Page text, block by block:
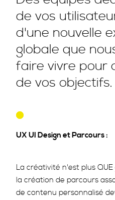
de vos
d'une nouvelle
globale que
faire vivre pour
de vos objectifs.
UX UI Design et Parcours :
La créativité n'est plus
la création de parcours
de contenu personnalisé